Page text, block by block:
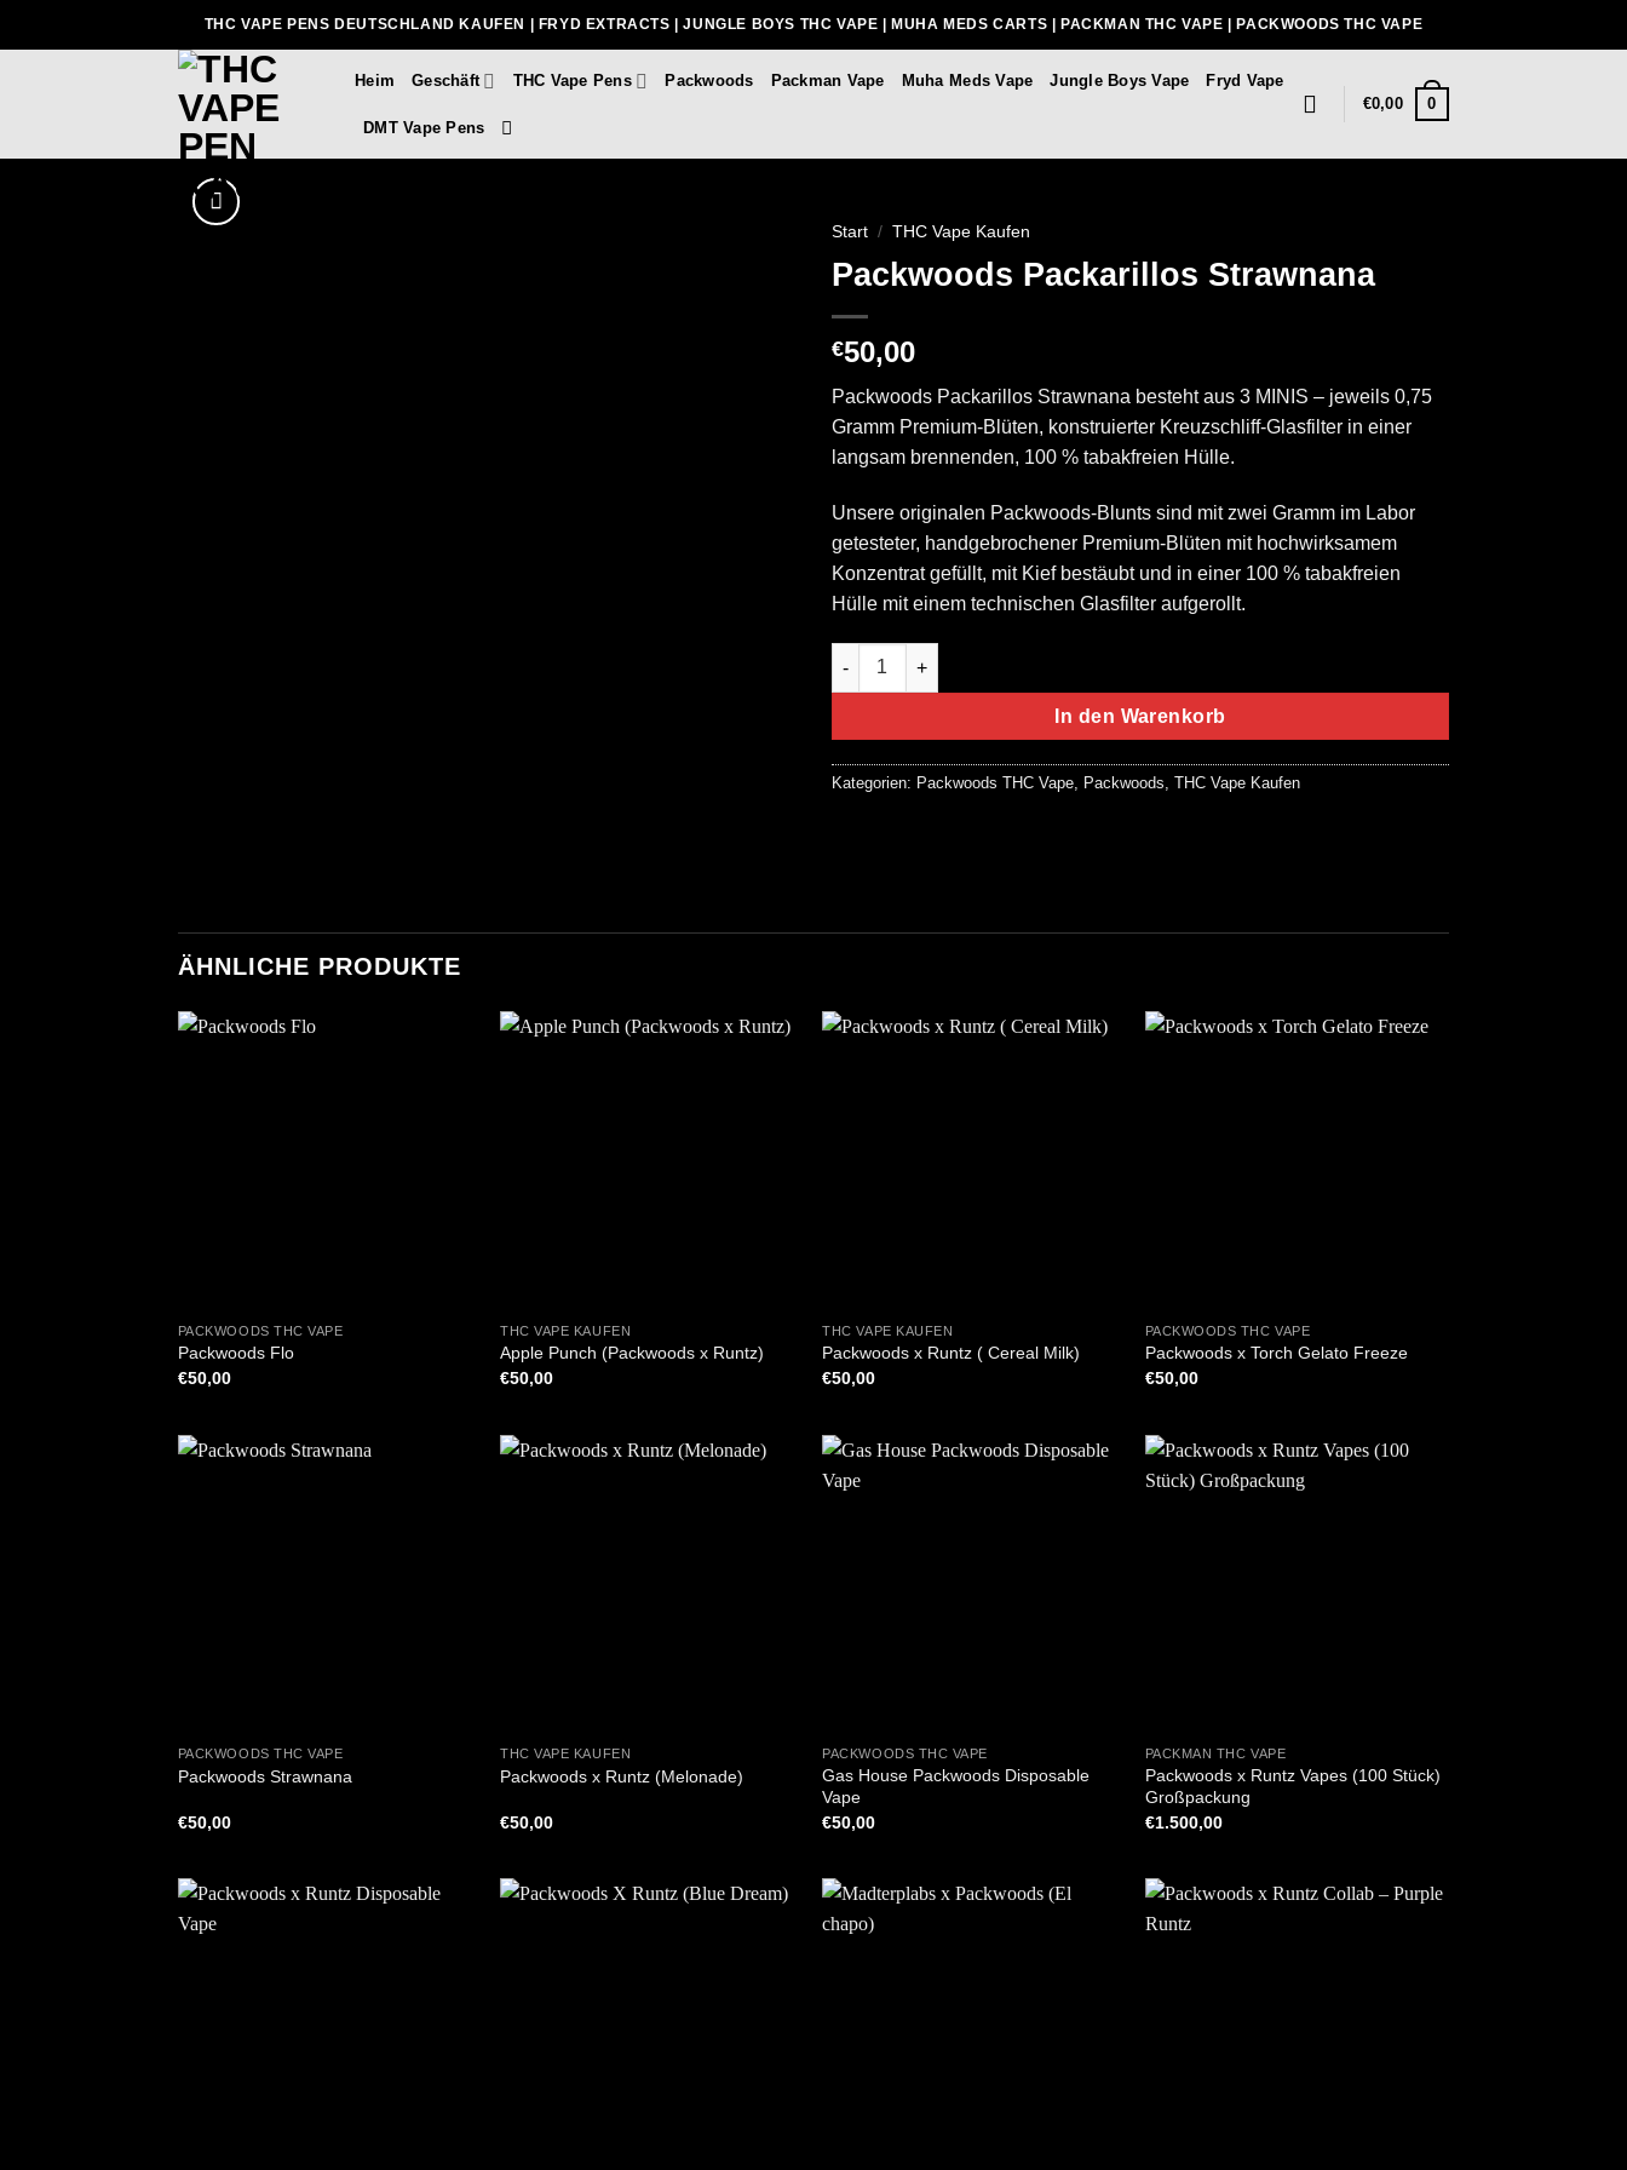
THC VAPE PENS DEUTSCHLAND KAUFEN | FRYD EXTRACTS | JUNGLE BOYS THC VAPE | MUHA MEDS CARTS | PACKMAN THC VAPE | PACKWOODS THC VAPE
Heim Geschäft THC Vape Pens Packwoods Packman Vape Muha Meds Vape Jungle Boys Vape Fryd Vape
DMT Vape Pens
€0,00 0
Start / THC Vape Kaufen
Packwoods Packarillos Strawnana
€50,00
Packwoods Packarillos Strawnana besteht aus 3 MINIS – jeweils 0,75
Gramm Premium-Blüten, konstruierter Kreuzschliff-Glasfilter in einer
langsam brennenden, 100 % tabakfreien Hülle.
Unsere originalen Packwoods-Blunts sind mit zwei Gramm im Labor
getesteter, handgebrochener Premium-Blüten mit hochwirksamem
Konzentrat gefüllt, mit Kief bestäubt und in einer 100 % tabakfreien
Hülle mit einem technischen Glasfilter aufgerollt.
Packwoods Packarillos Strawnana Menge
In den Warenkorb
Kategorien: Packwoods THC Vape, Packwoods, THC Vape Kaufen
ÄHNLICHE PRODUKTE
PACKWOODS THC VAPE
Packwoods Flo
€50,00
THC VAPE KAUFEN
Apple Punch (Packwoods x Runtz)
€50,00
THC VAPE KAUFEN
Packwoods x Runtz ( Cereal Milk)
€50,00
PACKWOODS THC VAPE
Packwoods x Torch Gelato Freeze
€50,00
PACKWOODS THC VAPE
Packwoods Strawnana
€50,00
THC VAPE KAUFEN
Packwoods x Runtz (Melonade)
€50,00
PACKWOODS THC VAPE
Gas House Packwoods Disposable
Vape
€50,00
PACKMAN THC VAPE
Packwoods x Runtz Vapes (100 Stück)
Großpackung
€1.500,00